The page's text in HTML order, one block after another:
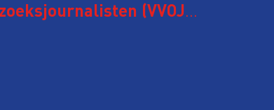
(VVOJ)
kost journalisten tijd,